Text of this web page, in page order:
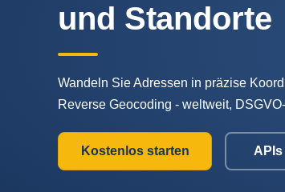
und Standorte
Wandeln Sie Adressen in präzise
Reverse Geocoding - weltweit,
Kostenlos starten